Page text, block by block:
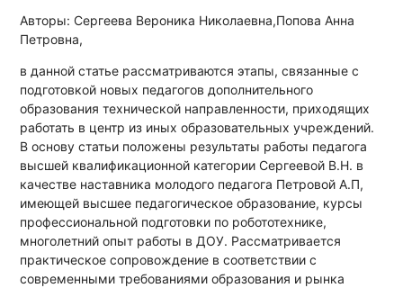
Авторы: Сергеева Вероника Николаевна,Попова Анна
Петровна,
в данной статье рассматриваются этапы, связанные с
подготовкой новых педагогов дополнительного
образования технической направленности, приходящих
работать в центр из иных образовательных учреждений.
В основу статьи положены результаты работы педагога
высшей квалификационной категории Сергеевой В.Н. в
качестве наставника молодого педагога Петровой А.П,
имеющей высшее педагогическое образование, курсы
профессиональной подготовки по робототехнике,
многолетний опыт работы в ДОУ. Рассматривается
практическое сопровождение в соответствии с
современными требованиями образования и рынка